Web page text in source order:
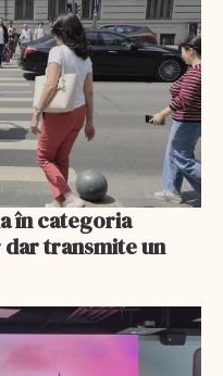
în categoria
transmite un